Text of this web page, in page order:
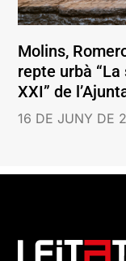
Molins,
repte urbà
XXI” de
16 DE JUNY DE